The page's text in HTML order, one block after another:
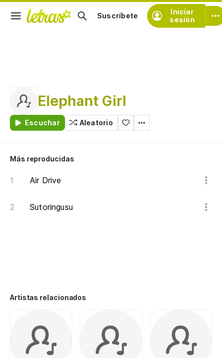
Iniciar
sesión
Suscríbete
Elephant Girl
Escuchar Aleatorio
Más reproducidas
Air Drive
Sutoringusu
Artistas relacionados